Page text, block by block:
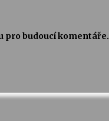
pro budoucí komentáře.